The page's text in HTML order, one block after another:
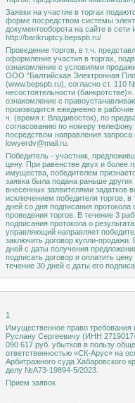
Заявки на участие в торгах
форме посредством системы
документооборота на сайте в сети
http://bankruptcy.bepspb.ru/
Проведение торгов, в т.ч.
оформление участия в торгах,
ознакомление с условиями
ООО "Балтийская Электронная
(www.bepspb.ru), согласно ст.
несостоятельности
ознакомление с
производится ежедневно в
ч. (время г. Владивосток), по
согласованию по номеру
посредством направления запроса
lowyerdv@mail.ru.
Победитель - участник,
цену. При равенстве двух и более
имущества, победителем
заявка была подана раньше
внесенных заявителями задатков
исключением победителя торгов, в
дней со дня подписания протокола
проведения торгов. В течение 3 рабочих дней с даты
подписания протокола о
управляющий направляет
заключить договор купли-продажи.
дней с даты получения
подписать договор и оплатить
течение 30 дней с даты его
1
Имущественное право требования к
Руслану Сергеевичу (ИНН
090 617 руб. убытков в пользу
ответственностью «СК-Арус» на
Арбитражного суда Хабаровского
делу №А73-19894-5/2023.
Прием заявок